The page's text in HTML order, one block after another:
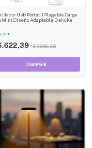
Usb Portátil Plegable Carga
Mini Diseño Adaptable Dehuka
OFF
$7.358,22